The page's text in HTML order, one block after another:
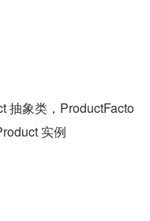
抽象类，ProductFacto
实例